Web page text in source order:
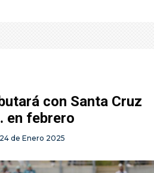
con Santa Cruz
en febrero
24 de Enero 2025